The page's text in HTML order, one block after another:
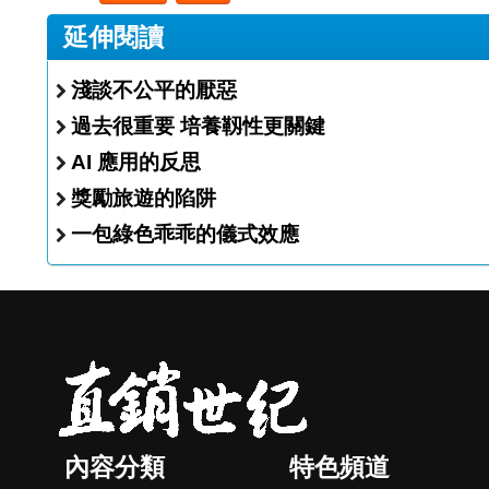
延伸閱讀
淺談不公平的厭惡
過去很重要 培養靱性更關鍵
AI 應用的反思
獎勵旅遊的陷阱
一包綠色乖乖的儀式效應
內容分類 特色頻道